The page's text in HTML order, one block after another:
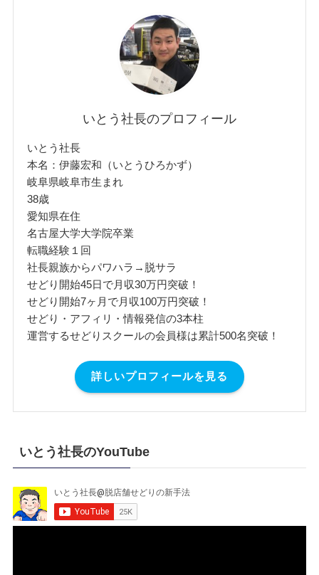
いとう社長のプロフィール
いとう社長
本名：伊藤宏和（いとうひろかず）
岐阜県岐阜市生まれ
38歳
愛知県在住
名古屋大学大学院卒業
転職経験１回
社長親族からパワハラ→脱サラ
せどり開始45日で月収30万円突破！
せどり開始7ヶ月で月収100万円突破！
せどり・アフィリ・情報発信の3本柱
運営するせどりスクールの会員様は累計500名突破！
詳しいプロフィールを見る
いとう社長のYouTube